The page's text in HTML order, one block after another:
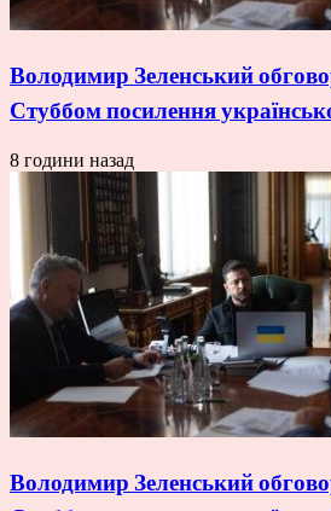
Володимир Зеленський
Стуббом посилення
8 години назад
Володимир Зеленський